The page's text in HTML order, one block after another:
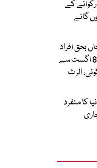
کے
گانے
بحق افراد
کی تعداد 151 ہوگئی، 8 اگست سے
الرٹ
دنیا کا منفرد